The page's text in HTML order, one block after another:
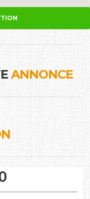
ANNONCE